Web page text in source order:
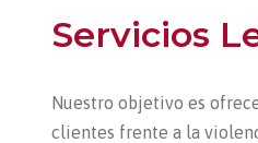
Servicios
Nuestro objetivo es
clientes frente a la